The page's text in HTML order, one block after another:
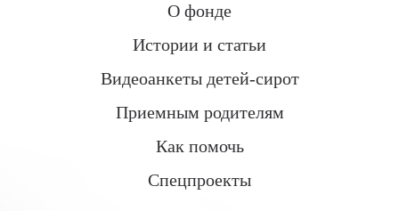
О фонде
Истории и статьи
Видеоанкеты детей-сирот
Приемным родителям
Как помочь
Спецпроекты